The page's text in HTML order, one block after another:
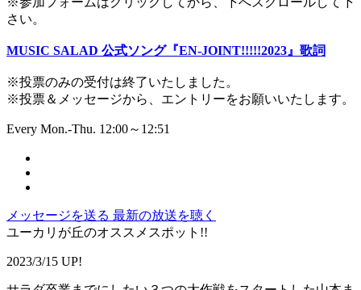
さい。
MUSIC SALAD 公式ソング『EN-JOINT!!!!!2023』歌詞
※投票のみの受付は終了いたしました。
※投票＆メッセージから、エントリーをお願いいたします。
Every Mon.-Thu. 12:00～12:51
メッセージを送る 最新の放送を聴く
ユーカリが丘のオススメスポット!!
2023/3/15 UP!